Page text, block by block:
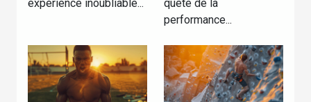
expérience inoubliable...
l'endurance
quête de la
performance...